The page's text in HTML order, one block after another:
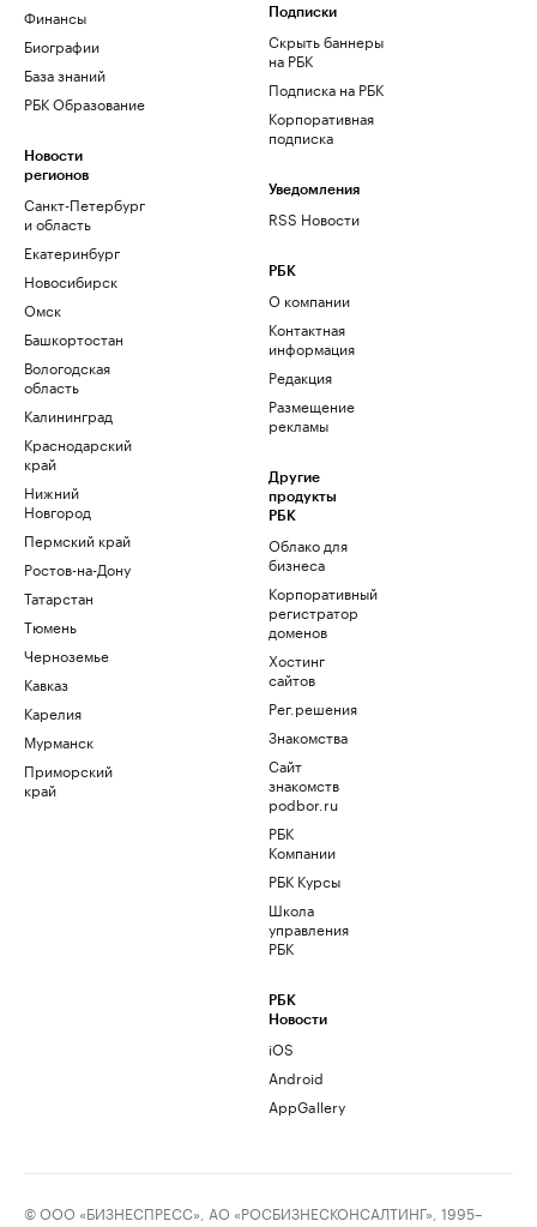
Финансы
Биографии
База знаний
РБК Образование
Новости
регионов
Санкт-Петербург
и область
Екатеринбург
Новосибирск
Омск
Башкортостан
Вологодская
область
Калининград
Краснодарский
край
Нижний
Новгород
Пермский край
Ростов-на-Дону
Татарстан
Тюмень
Черноземье
Кавказ
Карелия
Мурманск
Приморский
край
Подписки
Скрыть баннеры
на РБК
Подписка на РБК
Корпоративная
подписка
Уведомления
RSS Новости
РБК
О компании
Контактная
информация
Редакция
Размещение
рекламы
Другие
продукты
РБК
Облако для
бизнеса
Корпоративный
регистратор
доменов
Хостинг
сайтов
Рег.решения
Знакомства
Сайт
знакомств
podbor.ru
РБК
Компании
РБК Курсы
Школа
управления
РБК
РБК
Новости
iOS
Android
AppGallery
© ООО «БИЗНЕСПРЕСС», АО «РОСБИЗНЕСКОНСАЛТИНГ», 1995–